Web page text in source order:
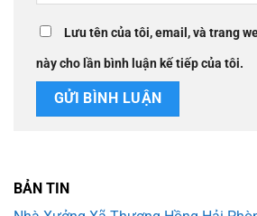
Lưu tên của tôi, email, và trang
này cho lần bình luận kế tiếp của tôi.
BẢN TIN